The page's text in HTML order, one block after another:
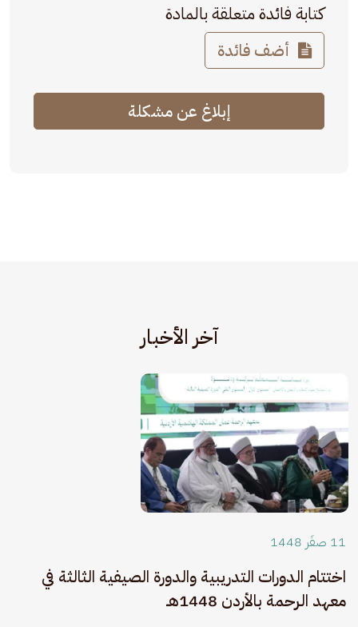
كتابة فائدة متعلقة بالمادة
أضف فائدة
إبلاغ عن مشكلة
آخر الأخبار
11 صفَر 1448
اختتام الدورات التدريبية والدورة الصيفية الثالثة في
معهد الرحمة بالأردن 1448هـ